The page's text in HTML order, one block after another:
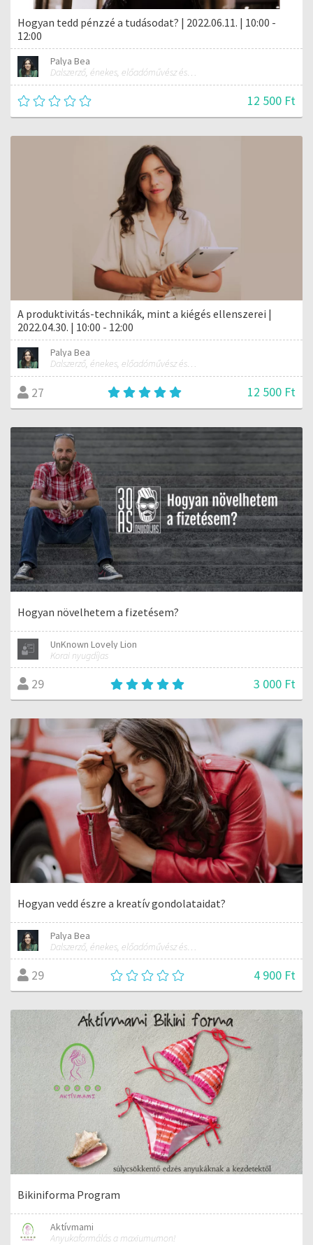
Hogyan tedd pénzzé a tudásodat? | 2022.06.11. | 10:00 -
12:00
Palya Bea
Dalszerző, énekes, előadóművész és tréner
12 500 Ft
A produktivitás-technikák, mint a kiégés ellenszerei |
2022.04.30. | 10:00 - 12:00
Palya Bea
Dalszerző, énekes, előadóművész és tréner
27 12 500 Ft
Hogyan növelhetem a fizetésem?
UnKnown Lovely Lion
Korai nyugdíjas
29 3 000 Ft
Hogyan vedd észre a kreatív gondolataidat?
Palya Bea
Dalszerző, énekes, előadóművész és tréner
29 4 900 Ft
Bikiniforma Program
Aktívmami
Anyukaformálás a maxiumumon!